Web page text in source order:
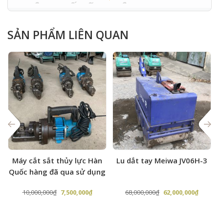
THÔNG SỐ KỸ THUẬT :
Model
HQZ600/380v
Công suất động cơ
3 kw
Nguồn điện
3 pha/
380V/50Hz
Tốc độ
150 r/min
Chiều rộng của lưỡi cắt
nhám
600 mm
Chiều rộng rãnh cắt
10 mm
Chiều sâu rãnh cắt
cắt
25 mm
SẢN PHẨM LIÊN QUAN
Máy cắt sắt thủy lực Hàn
Quốc hàng đã qua sử dụng
10,000,000₫ Giá
7,500,000₫Giá
Lu dắt tay Meiwa JV06H-3
68,000,000₫ Giá
62,000,000₫Giá